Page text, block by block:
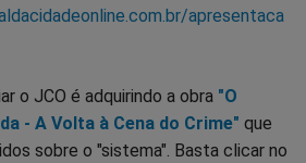
apresentaca
o JCO é adquirindo a obra "O
- A Volta à Cena do Crime" que
sobre o "sistema". Basta clicar no